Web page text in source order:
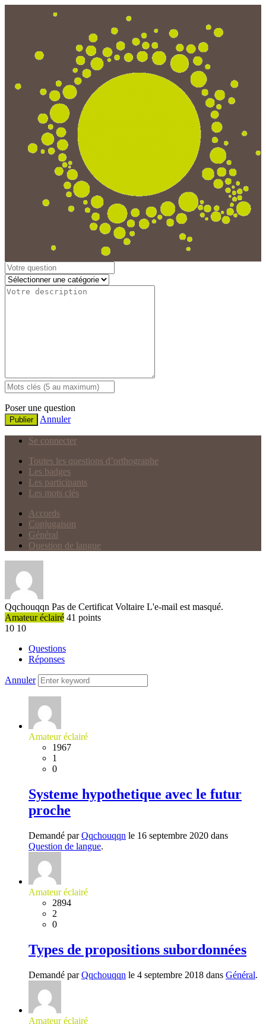
Poser une question
Publier Annuler
Se connecter
Toutes les questions d’orthographe
Les badges
Les participants
Les mots clés
Accords
Conjugaison
Général
Question de langue
Qqchouqqn Pas de Certificat Voltaire L'e-mail est masqué.
Amateur éclairé 41 points
10 10
Questions
Réponses
Annuler
Amateur éclairé
1967
1
0
Systeme hypothetique avec le futur
proche
Demandé parQqchouqqn le 16 septembre 2020 dans
Question de langue.
Amateur éclairé
2894
2
0
Types de propositions subordonnées
Demandé parQqchouqqn le 4 septembre 2018 dans Général.
Amateur éclairé